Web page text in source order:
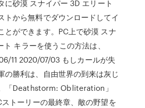
に砂漠 スナイパー 3D エリート
トから無料でダウンロードしてイ
とができます。PC上で砂漠 スナ
キラーを使うこの方法は、
11 2020/07/03 もしカールが失
の勝利は、自由世界の到来は灰じ
「Deathstorm: Obliteration」
トーリーの最終章、敵の野望を